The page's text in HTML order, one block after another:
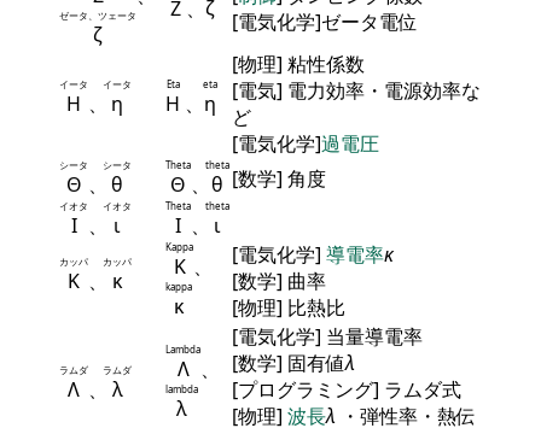
ζ
ゼータ、ツェータ Ζ 、 ζ
[電気化学]ゼータ電位
Η
イータ
、 η
イータ
Η
Eta
、 η
eta
[物理] 粘性係数
[電気] 電力効率・電源効率な
ど
[電気化学]過電圧
Θ
シータ
、 θ
シータ
Θ
Theta
、 θ
theta
[数学] 角度
Ι
イオタ
、 ι
イオタ
Ι
Theta
、 ι
theta
Κ
カッパ
、 κ
カッパ Κ
Kappa
、
κ
kappa
[電気化学] 導電率κ
[数学] 曲率
[物理] 比熱比
Λ
ラムダ
、 λ
ラムダ Λ
Lambda
、
λ
lambda
[電気化学] 当量導電率
[数学] 固有値λ
[プログラミング] ラムダ式
[物理] 波長λ ・弾性率・熱伝